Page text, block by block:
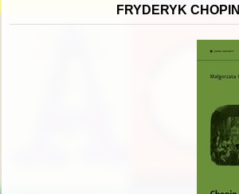
FRYDERYK CHOPIN